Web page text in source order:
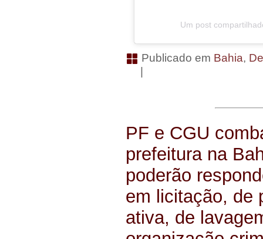
Um post
Publicado em Bahia,
|
PF e CGU
prefeitura na
poderão
em licitação, de
ativa, de